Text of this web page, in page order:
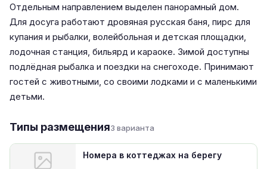
Отдельным направлением выделен панорамный дом.
Для досуга работают дровяная русская баня, пирс для
купания и рыбалки, волейбольная и детская площадки,
лодочная станция, бильярд и караоке. Зимой доступны
подлёдная рыбалка и поездки на снегоходе. Принимают
гостей с животными, со своими лодками и с маленькими
детьми.
Типы размещения3 варианта
Номера в коттеджах на берегу